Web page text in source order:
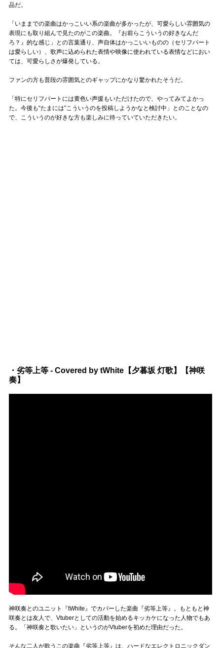
品だ。
「いままでの楽曲はかっこいい系の楽曲が多かったが、可愛らしい雰囲気の
表現にも取り組んで見たのがこの楽曲。『お前らこういうの好きなんだ
ろ？』的な感じ」との言葉通り、声自体はかっこいいものの（セリフパート
は愛らしい）、歌声に込められた表情や映像に使われている表情などにおい
ては、可愛らしさが爆発している。
ファンの方も普段の雰囲気とのギャップにかなり驚かれたそうだ。
「特にセリフパートには黄色い声援もいただけたので、やってみてよかっ
た。今後も“たまには”こういうのを投稿しようかなと検討中」とのことなの
で、こういうのが好きな方も楽しみに待っていていただきたい。
・劣等上等 - Covered by tWhite【夕暮坂 灯歌】【神咲
奏】
神咲奏とのユニット『tWhite』でカバーした楽曲『劣等上等』。もともと神
咲奏とは友人で、Vtuberとしての活動を始めるキッカケになった人物でもあ
る。「神咲奏と歌いたい」というのがVtuberを初めた理由だった。
そんな二人が歌うこの楽曲『劣等上等』は、ハードなエレクトロニックダン